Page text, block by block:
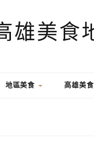
地區美食 高雄美食